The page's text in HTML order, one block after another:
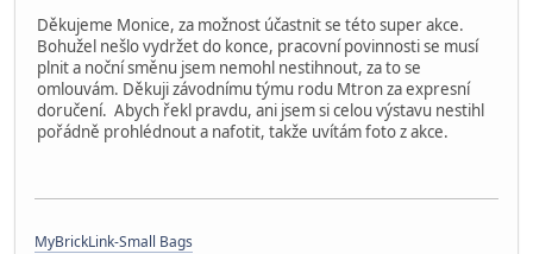
Děkujeme Monice, za možnost účastnit se této super akce.
Bohužel nešlo vydržet do konce, pracovní povinnosti se musí
plnit a noční směnu jsem nemohl nestihnout, za to se
omlouvám. Děkuji závodnímu týmu rodu Mtron za expresní
doručení. Abych řekl pravdu, ani jsem si celou výstavu nestihl
pořádně prohlédnout a nafotit, takže uvítám foto z akce.
MyBrickLink-Small Bags